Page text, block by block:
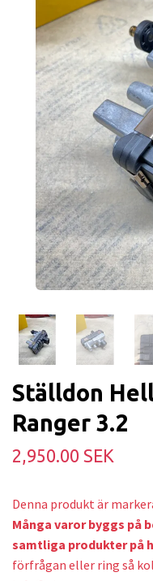
Ställdon
Ranger 3.2
2,950.00 SEK
Denna produkt är
Många varor byggs på
samtliga produkter på
förfrågan eller ring så